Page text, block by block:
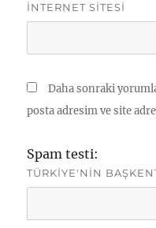
İNTERNET SITESI
Daha sonraki
posta adresim ve site
Spam testi:
TÜRKIYE'NIN